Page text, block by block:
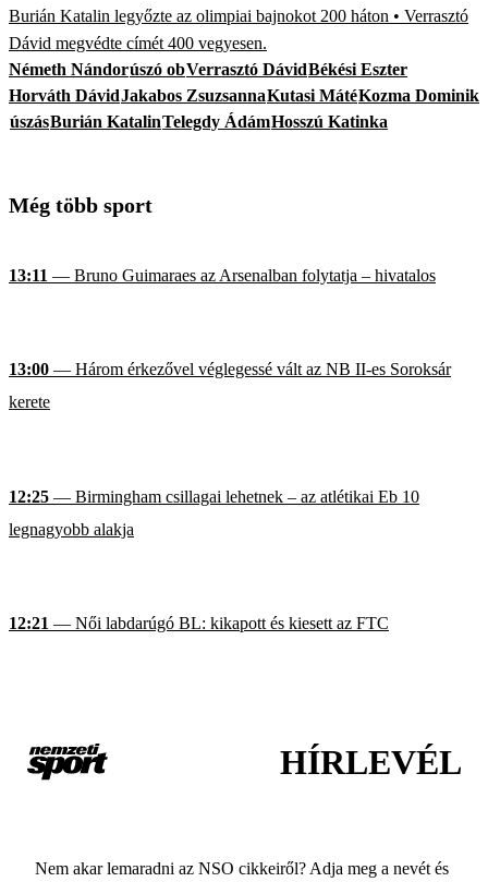
Burián Katalin legyőzte az olimpiai bajnokot 200 háton • Verrasztó
Dávid megvédte címét 400 vegyesen.
Németh Nándorúszó obVerrasztó DávidBékési Eszter
Horváth DávidJakabos ZsuzsannaKutasi MátéKozma Dominik
úszásBurián KatalinTelegdy ÁdámHosszú Katinka
Még több sport
13:11 — Bruno Guimaraes az Arsenalban folytatja – hivatalos
13:00 — Három érkezővel véglegessé vált az NB II-es Soroksár
kerete
12:25 — Birmingham csillagai lehetnek – az atlétikai Eb 10
legnagyobb alakja
12:21 — Női labdarúgó BL: kikapott és kiesett az FTC
HÍRLEVÉL
Nem akar lemaradni az NSO cikkeiről? Adja meg a nevét és